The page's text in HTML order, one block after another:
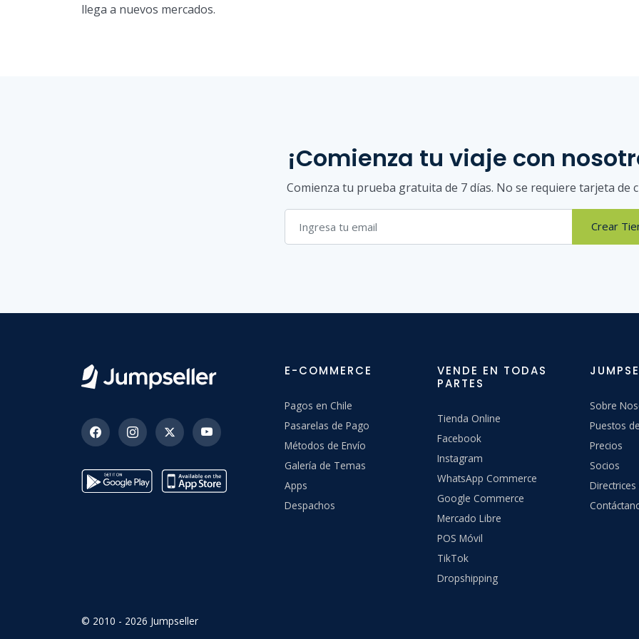
llega a nuevos mercados.
¡Comienza tu viaje con
Comienza tu prueba gratuita de 7 días. No se requiere tarjeta de
Crear
E-COMMERCE
Pagos en Chile
Pasarelas de Pago
Métodos de Envío
Galería de Temas
Apps
Despachos
VENDE EN TODAS
PARTES
Tienda Online
Facebook
Instagram
WhatsApp Commerce
Google Commerce
Mercado Libre
POS Móvil
TikTok
Dropshipping
Sobre
Puestos
Precios
Socios
© 2010 - 2026 Jumpseller